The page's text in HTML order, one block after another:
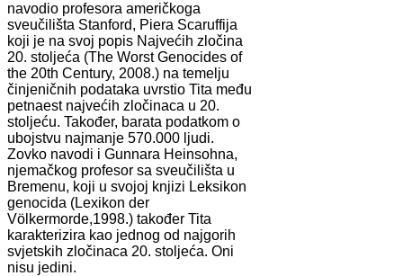
navodio profesora američkoga
sveučilišta Stanford, Piera Scaruffija
koji je na svoj popis Najvećih zločina
20. stoljeća (The Worst Genocides of
the 20th Century, 2008.) na temelju
činjeničnih podataka uvrstio Tita među
petnaest najvećih zločinaca u 20.
stoljeću. Također, barata podatkom o
ubojstvu najmanje 570.000 ljudi.
Zovko navodi i Gunnara Heinsohna,
njemačkog profesor sa sveučilišta u
Bremenu, koji u svojoj knjizi Leksikon
genocida (Lexikon der
Völkermorde,1998.) također Tita
karakterizira kao jednog od najgorih
svjetskih zločinaca 20. stoljeća. Oni
nisu jedini.